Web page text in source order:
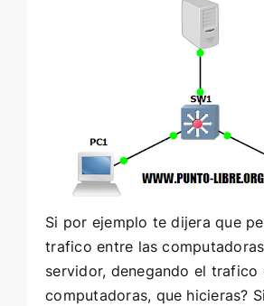
Si por ejemplo te dijera que
trafico entre las
servidor, denegando el trafico
computadoras, que hicieras?